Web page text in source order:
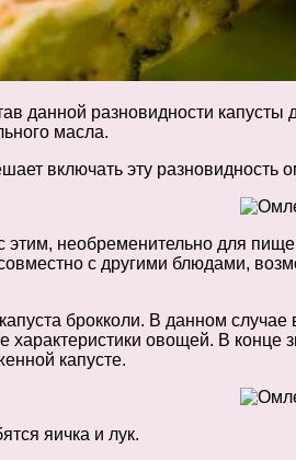
данной разновидности
масла.
включать эту разновидность
этим, необременительно для
с другими блюдами,
брокколи. В данном
характеристики овощей. В
капусте.
яичка и лук.